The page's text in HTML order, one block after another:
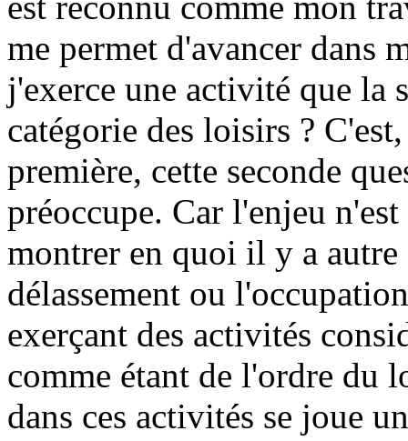
me permet d'avancer dans
j'exerce une activité que la
catégorie des loisirs ?
première, cette seconde
préoccupe. Car l'enjeu
montrer en quoi il y a autre
délassement ou
exerçant des activités
comme étant de l'ordre du
dans ces activités se joue